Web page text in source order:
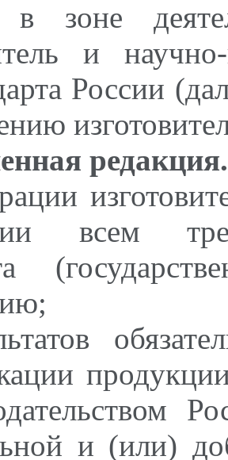
в зоне
и
России
всем
и (или)